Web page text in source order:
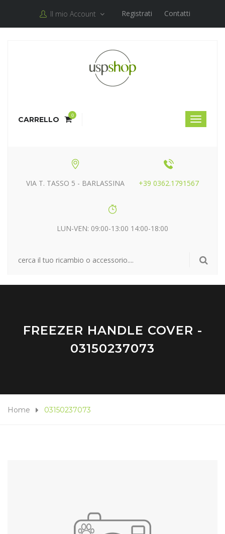
Il mio Account Registrati Contatti
CARRELLO 0
VIA T. TASSO 5 - BARLASSINA +39 0362.1791567
LUN-VEN: 09:00-13:00 14:00-18:00
FREEZER HANDLE COVER -
03150237073
Home 03150237073